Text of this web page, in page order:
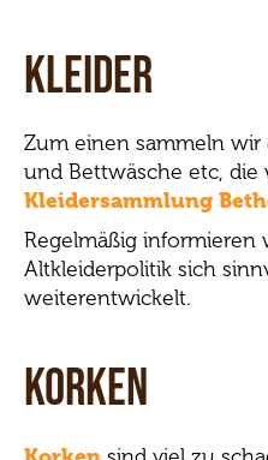
Kleider
Zum einen sammeln
und Bettwäsche etc, die
Kleidersammlung
Regelmäßig informieren
Altkleiderpolitik sich
weiterentwickelt.
Korken